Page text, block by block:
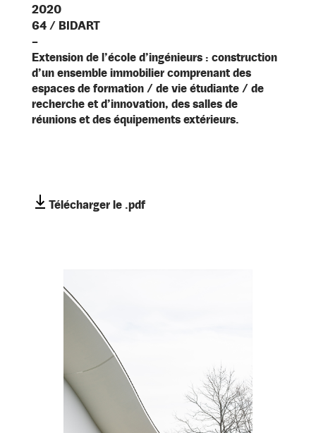
2020
64 / BIDART
–
Extension de l’école d’ingénieurs : construction
d’un ensemble immobilier comprenant des
espaces de formation / de vie étudiante / de
recherche et d’innovation, des salles de
réunions et des équipements extérieurs.
Télécharger le .pdf